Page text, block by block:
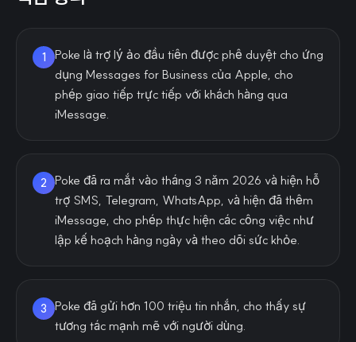
1
Poke là trợ lý ảo đầu tiên được phê duyệt cho ứng
dụng Messages for Business của Apple, cho
phép giao tiếp trực tiếp với khách hàng qua
iMessage.
2
Poke đã ra mắt vào tháng 3 năm 2026 và hiện hỗ
trợ SMS, Telegram, WhatsApp, và hiện đã thêm
iMessage, cho phép thực hiện các công việc như
lập kế hoạch hàng ngày và theo dõi sức khỏe.
3
Poke đã gửi hơn 100 triệu tin nhắn, cho thấy sự
tương tác mạnh mẽ với người dùng.